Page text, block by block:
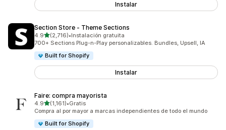
Instalar
Section Store ‑ Theme Sections
4.9de 5 estrellas
(2,716)
2716 reseñas en total
•Instalación gratuita
700+ Sections Plug-n-Play personalizables. Bundles, Upsell, IA
Built for Shopify
Instalar
Faire: compra mayorista
4.9de 5 estrellas
(1,161)
1161 reseñas en total
•Gratis
Compra al por mayor a marcas independientes de todo el mundo
Built for Shopify